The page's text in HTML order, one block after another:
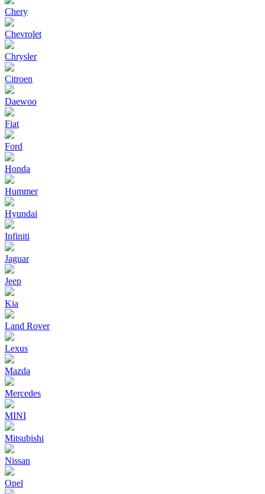
Chery
Chevrolet
Chrysler
Citroen
Daewoo
Fiat
Ford
Honda
Hummer
Hyundai
Infiniti
Jaguar
Jeep
Kia
Land Rover
Lexus
Mazda
Mercedes
MINI
Mitsubishi
Nissan
Opel